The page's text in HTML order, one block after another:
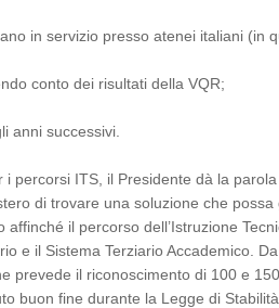
in servizio presso atenei italiani (in
conto dei risultati della VQR;
anni successivi.
ITS, il Presidente dà la
di trovare una soluzione che
il percorso dell’Istruzione
e il Sistema Terziario Accademico.
il riconoscimento di 100 e
fine durante la Legge di